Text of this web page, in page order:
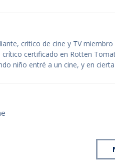
crítico de cine y TV miembro
crítico certificado en Rotten
niño entré a un cine, y en